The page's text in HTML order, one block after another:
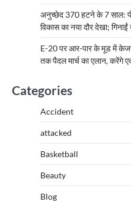
अनुच्छेद 370 हटने के 7 साल:
विकास का नया दौर देखा;
E-20 पर आर-पार के मूड में
तक पैदल मार्च का एलान, करेंगे
Categories
Accident
attacked
Basketball
Beauty
Blog